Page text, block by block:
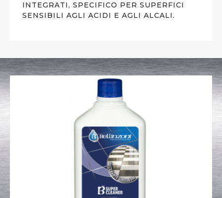
INTEGRATI, SPECIFICO PER SUPERFICI
SENSIBILI AGLI ACIDI E AGLI ALCALI.